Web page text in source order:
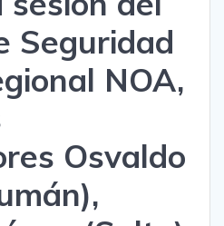
Seguridad
NOA,
Osvaldo